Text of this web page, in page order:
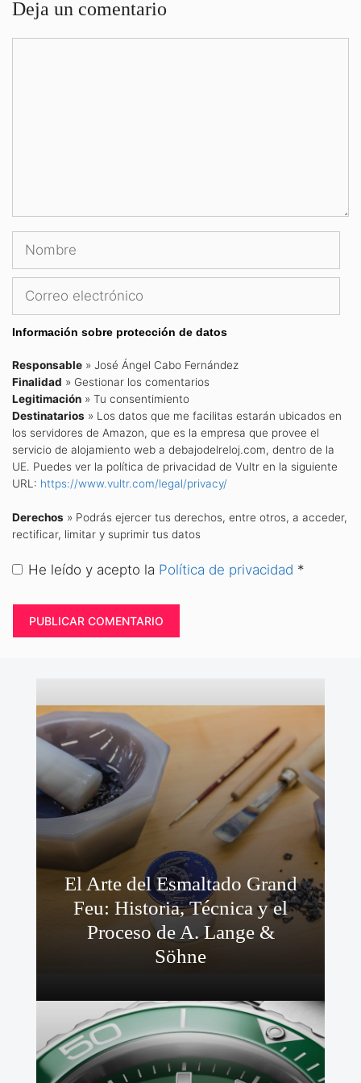
Deja un comentario
Nombre
Correo
Información sobre protección de datos
Responsable » José Ángel Cabo Fernández
Finalidad » Gestionar los comentarios
Legitimación » Tu consentimiento
Destinatarios » Los datos que me facilitas estarán ubicados en
los servidores de Amazon, que es la empresa que provee el
servicio de alojamiento web a debajodelreloj.com, dentro de la
UE. Puedes ver la política de privacidad de Vultr en la siguiente
URL: https://www.vultr.com/legal/privacy/
Derechos » Podrás ejercer tus derechos, entre otros, a acceder,
rectificar, limitar y suprimir tus datos
He leído y acepto la Política de privacidad *
El Arte del Esmaltado Grand
Feu: Historia, Técnica y el
Proceso de A. Lange &
Söhne